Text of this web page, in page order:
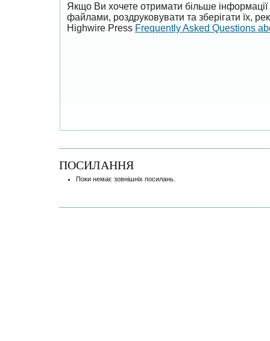
Якщо Ви хочете отримати більше
файлами, роздруковувати та зберігати їх,
Highwire Press Frequently Asked Questions
ПОСИЛАННЯ
Поки немає зовнішніх посилань.